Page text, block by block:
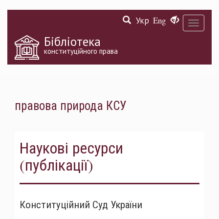
Toggle
Укр Eng
Бібліотека
конституційного права
правова природа КСУ
Наукові ресурси
(публікації)
Конституційний Суд України